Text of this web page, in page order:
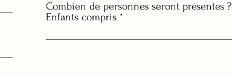
Combien de personnes seront présentes ?
Enfants compris